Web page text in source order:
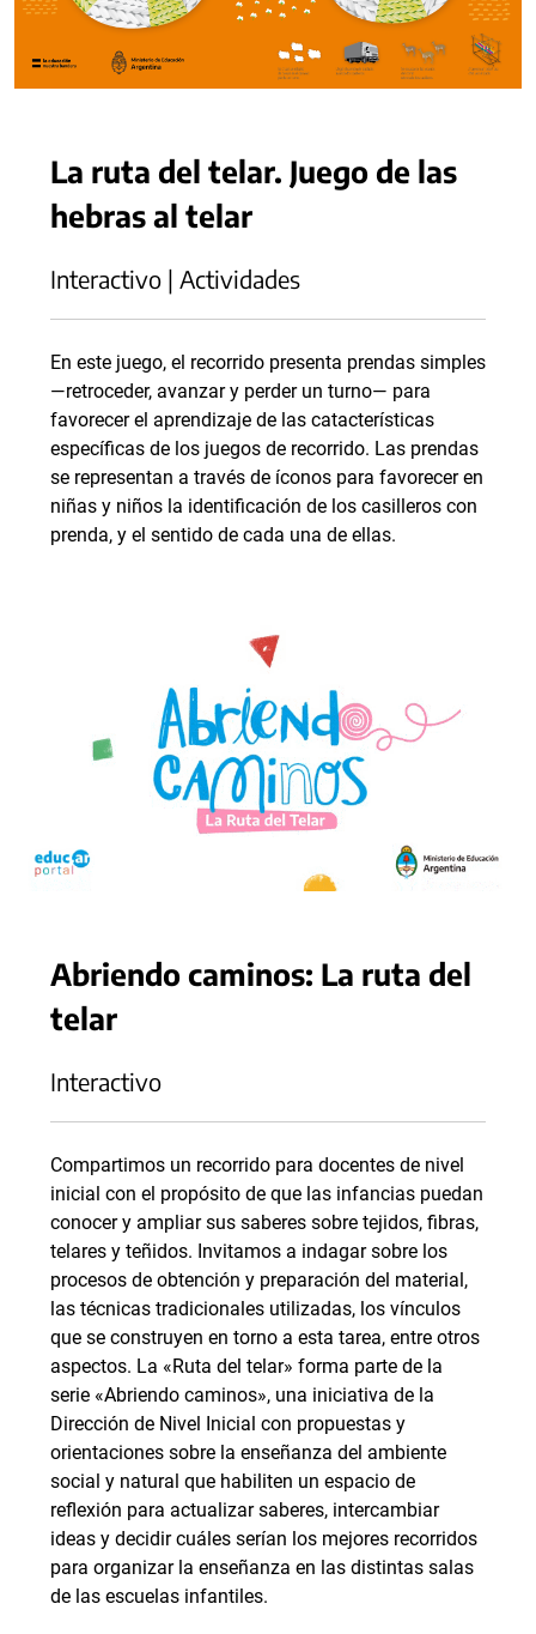
La ruta del telar. Juego de las
hebras al telar
Interactivo | Actividades
En este juego, el recorrido presenta prendas simples
—retroceder, avanzar y perder un turno— para
favorecer el aprendizaje de las catacterísticas
específicas de los juegos de recorrido. Las prendas
se representan a través de íconos para favorecer en
niñas y niños la identificación de los casilleros con
prenda, y el sentido de cada una de ellas.
Abriendo caminos: La ruta del
telar
Interactivo
Compartimos un recorrido para docentes de nivel
inicial con el propósito de que las infancias puedan
conocer y ampliar sus saberes sobre tejidos, fibras,
telares y teñidos. Invitamos a indagar sobre los
procesos de obtención y preparación del material,
las técnicas tradicionales utilizadas, los vínculos
que se construyen en torno a esta tarea, entre otros
aspectos. La «Ruta del telar» forma parte de la
serie «Abriendo caminos», una iniciativa de la
Dirección de Nivel Inicial con propuestas y
orientaciones sobre la enseñanza del ambiente
social y natural que habiliten un espacio de
reflexión para actualizar saberes, intercambiar
ideas y decidir cuáles serían los mejores recorridos
para organizar la enseñanza en las distintas salas
de las escuelas infantiles.